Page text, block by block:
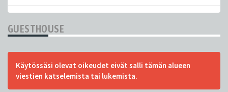
GUESTHOUSE
Käytössäsi olevat oikeudet eivät salli tämän alueen
viestien katselemista tai lukemista.